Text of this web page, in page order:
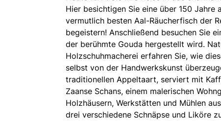
Hier besichtigen Sie eine über 150 Jahre
vermutlich besten Aal-Räucherfisch der
begeistern! Anschließend besuchen Sie
der berühmte Gouda hergestellt wird.
Holzschuhmacherei erfahren Sie, wie
selbst von der Handwerkskunst
traditionellen Appeltaart, serviert mit
Zaanse Schans, einem malerischen
Holzhäusern, Werkstätten und Mühlen
drei verschiedene Schnäpse und Liköre